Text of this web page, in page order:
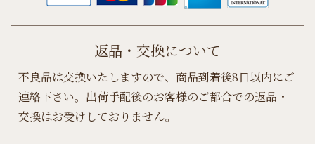
返品・交換について
不良品は交換いたしますので、商品到着後8日以内にご
連絡下さい。出荷手配後のお客様のご都合での返品・
交換はお受けしておりません。